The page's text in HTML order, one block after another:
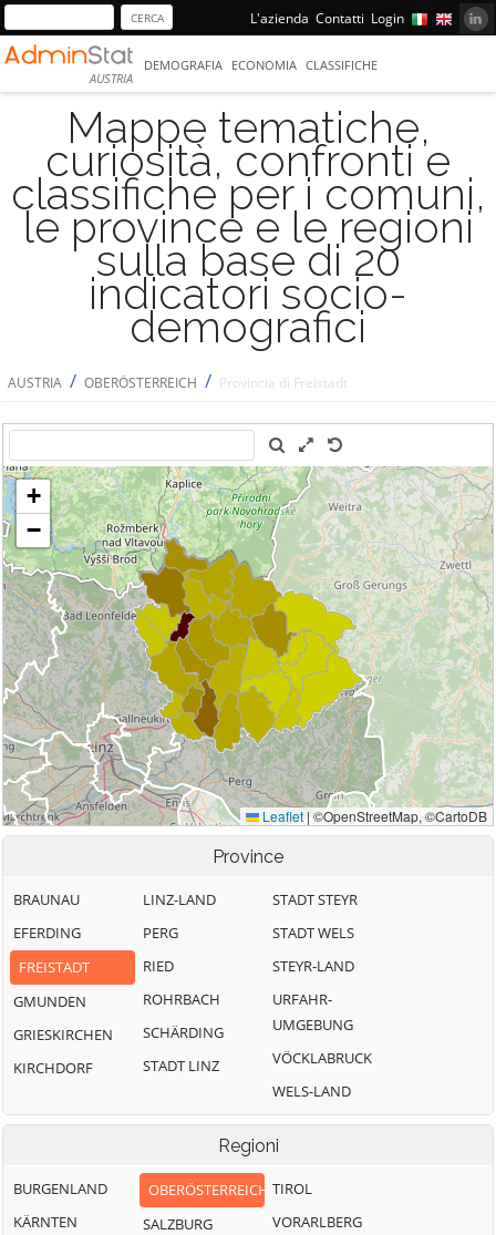
L'azienda Contatti Login
AUSTRIA
DEMOGRAFIA ECONOMIA CLASSIFICHE
Mappe tematiche,
curiosità, confronti e
classifiche per i comuni,
le province e le regioni
sulla base di 20
indicatori socio-
demografici
AUSTRIA / OBERÖSTERREICH / Provincia di Freistadt
Province
BRAUNAU
EFERDING
FREISTADT
GMUNDEN
GRIESKIRCHEN
KIRCHDORF
LINZ-LAND
PERG
RIED
ROHRBACH
SCHÄRDING
STADT LINZ
STADT STEYR
STADT WELS
STEYR-LAND
URFAHR-
UMGEBUNG
VÖCKLABRUCK
WELS-LAND
Regioni
BURGENLAND
KÄRNTEN
OBERÖSTERREICH
SALZBURG
TIROL
VORARLBERG